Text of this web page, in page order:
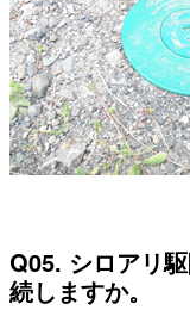
Q05. シロアリ
続しますか。